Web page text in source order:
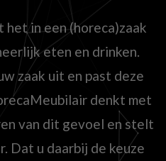
in een (horeca)zaak
eten en drinken.
zaak uit en past deze
denkt met
van dit gevoel en stelt
Dat u daarbij de keuze